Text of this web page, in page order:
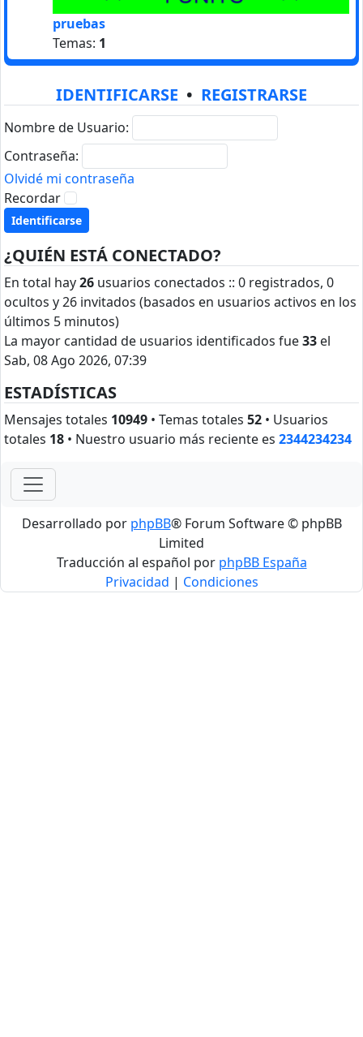
pruebas
Temas: 1
IDENTIFICARSE • REGISTRARSE
Nombre de Usuario:
Contraseña:
Olvidé mi contraseña
Recordar
¿QUIÉN ESTÁ CONECTADO?
En total hay26 usuarios conectados :: 0 registrados, 0
ocultos y 26 invitados (basados en usuarios activos en los
últimos 5 minutos)
La mayor cantidad de usuarios identificados fue33 el
Sab, 08 Ago 2026, 07:39
ESTADÍSTICAS
Mensajes totales 10949 • Temas totales 52 • Usuarios
totales 18 • Nuestro usuario más reciente es 2344234234
Desarrollado por phpBB® Forum Software © phpBB
Limited
Traducción al español por phpBB España
Privacidad | Condiciones